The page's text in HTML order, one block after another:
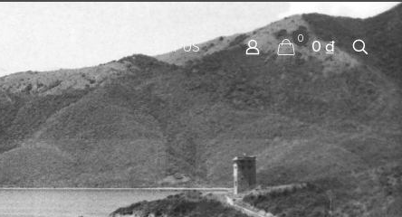
CONTACT US
0 0 ₫